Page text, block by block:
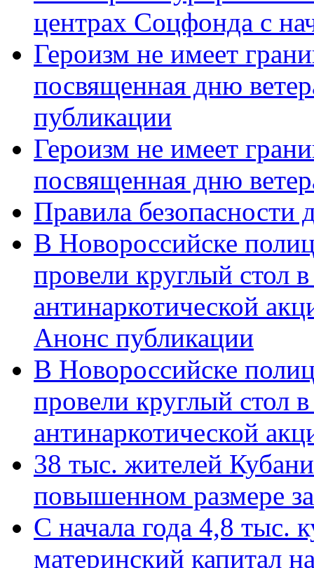
центрах Соцфонда с
Героизм не имеет
посвященная дню
публикации
Героизм не имеет
посвященная дню
Правила безопасности
В Новороссийске
провели круглый стол
антинаркотической
Анонс публикации
В Новороссийске
провели круглый стол
антинаркотической
38 тыс. жителей
повышенном размере
С начала года 4,8 тыс.
материнский капитал